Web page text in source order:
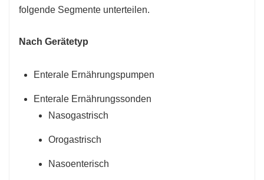
folgende Segmente unterteilen.
Nach Gerätetyp
Enterale Ernährungspumpen
Enterale Ernährungssonden
Nasogastrisch
Orogastrisch
Nasoenterisch